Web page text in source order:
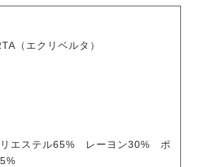
く、伸びやすく、通気性や吸汗性も
プは、段違いの使いやすさと履き心
は英国伝統のハウンドトゥース柄。
。
シリコン形状をテストして、ちょう
（エクリベルタ）
ステル65% レーヨン30% ポ